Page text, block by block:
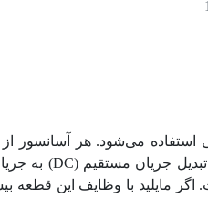
استفاده می‌شود. هر
اگر مایلید با وظایف این